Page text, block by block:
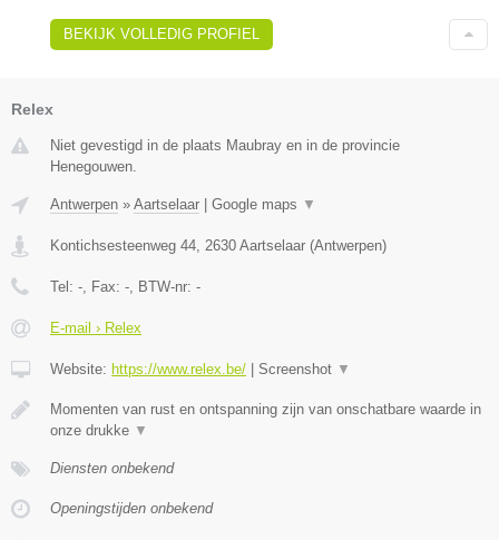
BEKIJK VOLLEDIG PROFIEL
Relex
Niet gevestigd in de plaats Maubray en in de provincie
Henegouwen.
Antwerpen » Aartselaar Google maps ▼
Kontichsesteenweg 44, 2630 Aartselaar (Antwerpen)
Tel: -, Fax: -, BTW-nr: -
E-mail › Relex
Website: https://www.relex.be/ Screenshot ▼
Momenten van rust en ontspanning zijn van onschatbare waarde in
onze drukke ▼
Diensten onbekend
Openingstijden onbekend